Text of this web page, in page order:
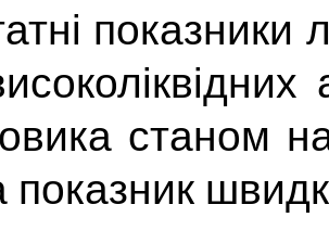
показники
станом